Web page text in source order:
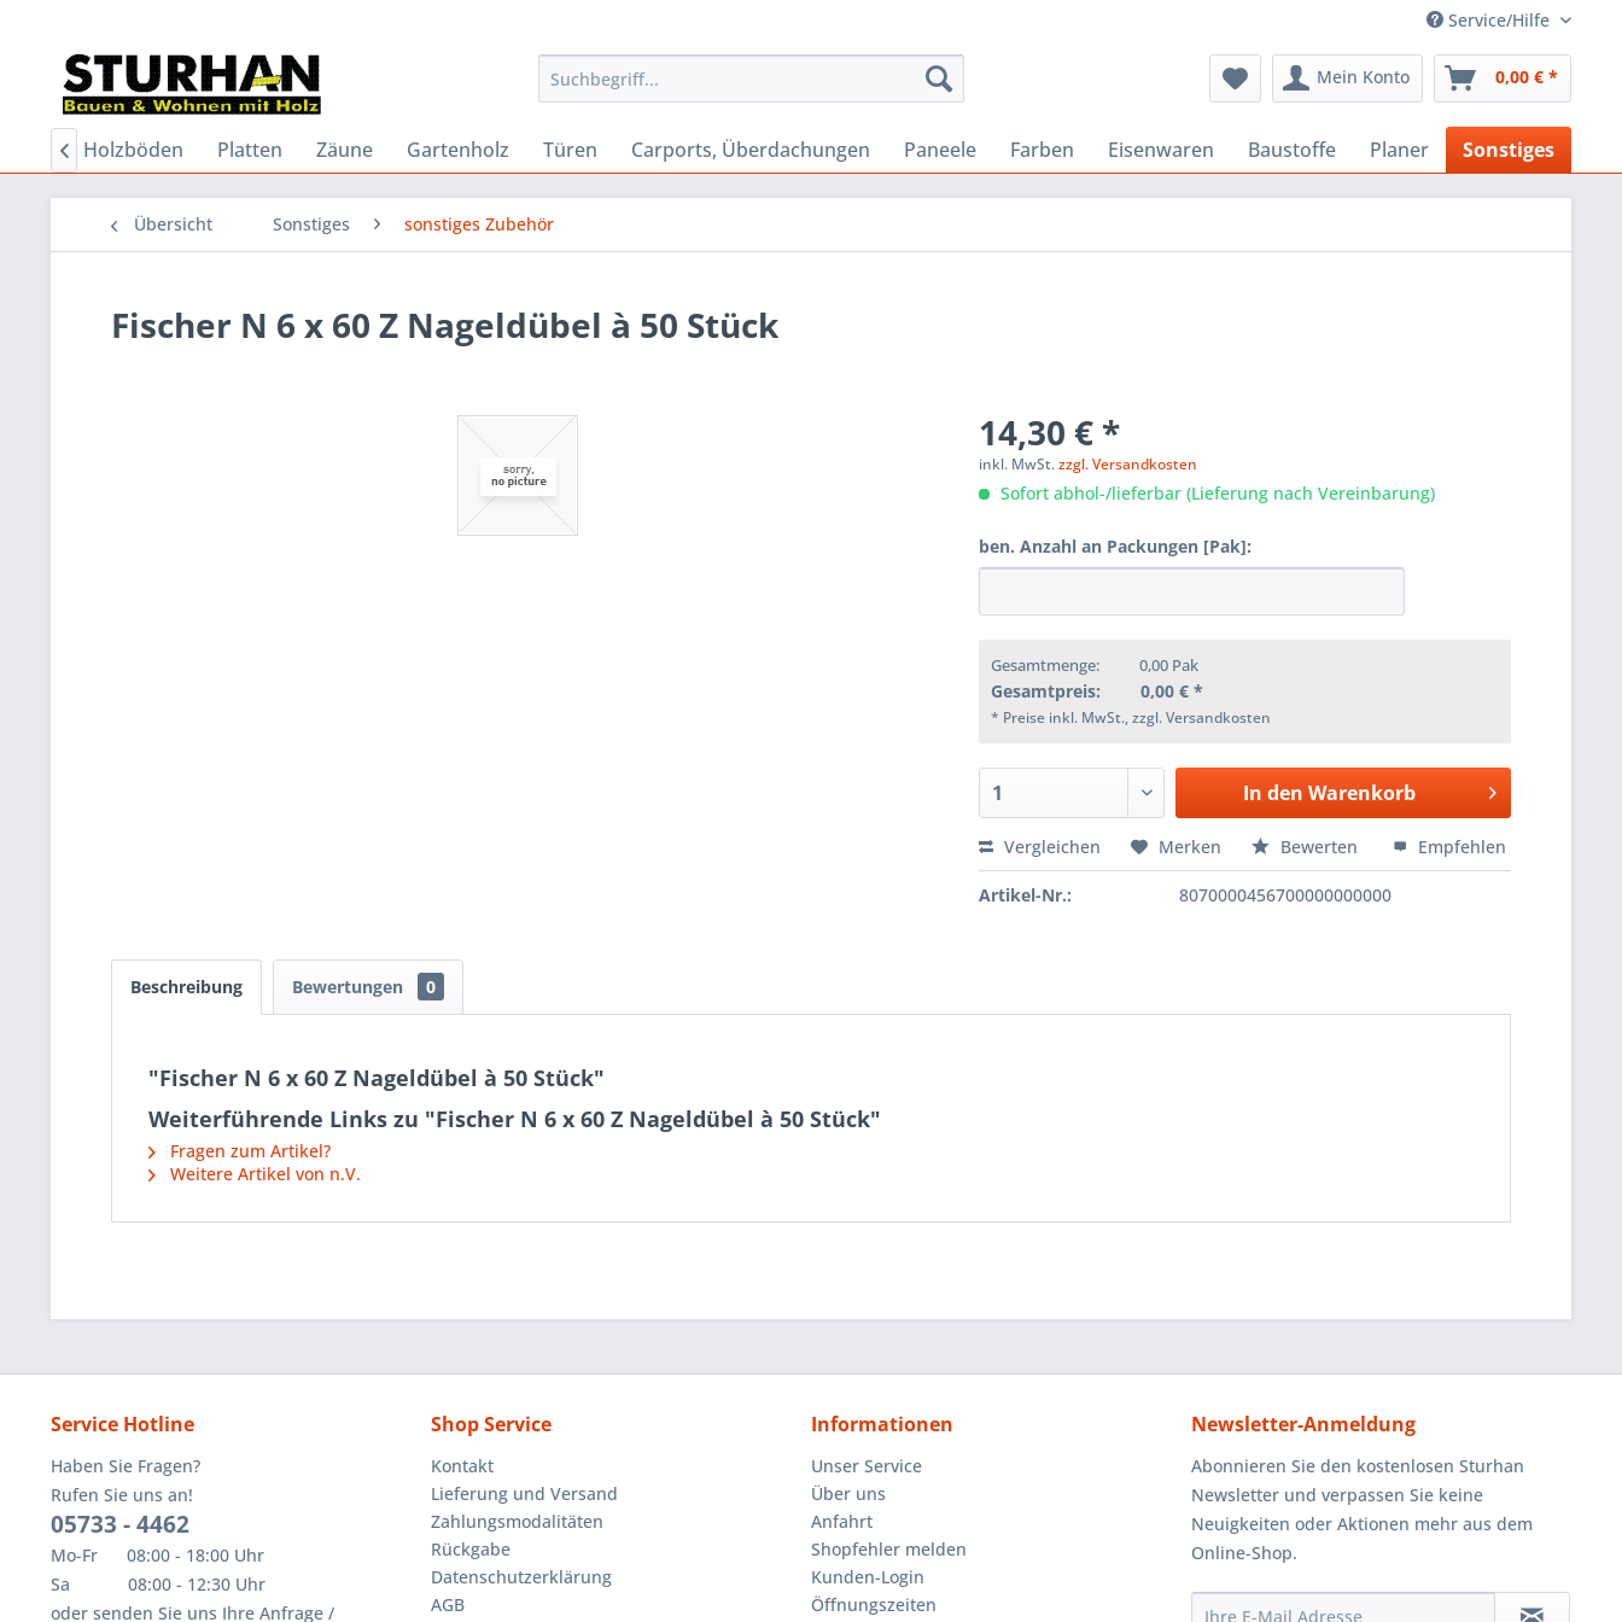
Service/Hilfe
Mein Konto 0,00 € *
Holzböden Platten Zäune Gartenholz Türen Carports, Überdachungen Paneele Farben Eisenwaren Baustoffe Planer Sonstiges

Übersicht Sonstiges sonstiges Zubehör
Fischer N 6 x 60 Z Nageldübel à 50 Stück
14,30 € *
inkl. MwSt.zzgl. Versandkosten
Sofort abhol-/lieferbar (Lieferung nach Vereinbarung)
ben. Anzahl an Packungen [Pak]:
Gesamtmenge: 0,00 Pak
Gesamtpreis: 0,00 € *
* Preise inkl. MwSt., zzgl. Versandkosten
In den Warenkorb
Vergleichen Merken Bewerten Empfehlen
Artikel-Nr.: 8070000456700000000000
Beschreibung Bewertungen 0
"Fischer N 6 x 60 Z Nageldübel à 50 Stück"
Weiterführende Links zu "Fischer N 6 x 60 Z Nageldübel à 50 Stück"
Fragen zum Artikel?
Weitere Artikel von n.V.
Service Hotline
Haben Sie Fragen?
Rufen Sie uns an!
05733 - 4462
Mo-Fr 08:00 - 18:00 Uhr
Sa 08:00 - 12:30 Uhr
oder senden Sie uns Ihre Anfrage /
Shop Service
Kontakt
Lieferung und Versand
Zahlungsmodalitäten
Rückgabe
Datenschutzerklärung
AGB
Informationen
Unser Service
Über uns
Anfahrt
Shopfehler melden
Kunden-Login
Öffnungszeiten
Newsletter-Anmeldung
Abonnieren Sie den kostenlosen Sturhan
Newsletter und verpassen Sie keine
Neuigkeiten oder Aktionen mehr aus dem
Online-Shop.